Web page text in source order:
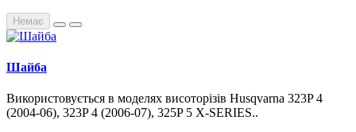
Немає
Шайба
Використовується в моделях висоторізів Husqvarna 323P 4
(2004-06), 323P 4 (2006-07), 325P 5 X-SERIES..